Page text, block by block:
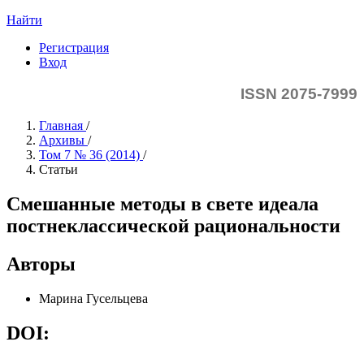
Найти
Регистрация
Вход
ISSN 2075-7999
Главная /
Архивы /
Том 7 № 36 (2014) /
Статьи
Смешанные методы в свете идеала
постнеклассической рациональности
Авторы
Марина Гусельцева
DOI: